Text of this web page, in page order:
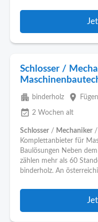
Schlosser /
apartment binderholz place Fügen
event_available 2 Wochen alt
Schlosser / Mechaniker /
Komplettanbieter für
Baulösungen Neben
zählen mehr als 60
binderholz. An